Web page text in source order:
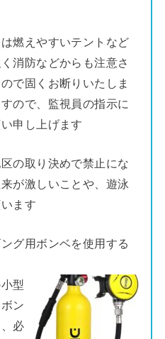
燃えやすいテントなど
消防などからも注意さ
で固くお断りいたしま
ので、監視員の指示に
申し上げます
の取り決めで禁止にな
が激しいことや、遊泳
ます
グ用ボンベを使用する
型
ン
必